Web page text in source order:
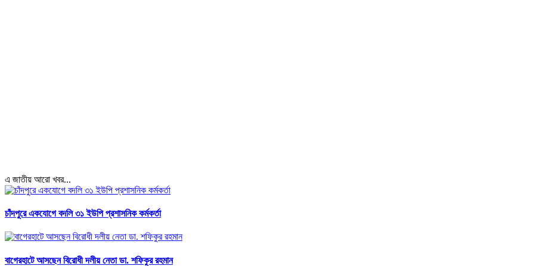
এ জাতীয় আরো খবর...
চাঁদপুরে একযোগে বদলি ৩১ ইউপি প্রশাসনিক কর্মকর্তা
বাগেরহাটে আসছেন বিরোধী দলীয় নেতা ডা. শফিকুর রহমান